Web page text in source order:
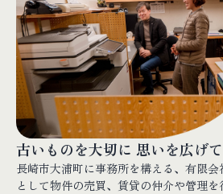
古いものを大切に 思いを広げて
長崎市大浦町に事務所を構える、有限
として物件の売買、賃貸の仲介や管理を